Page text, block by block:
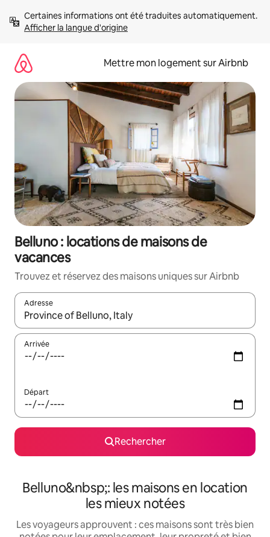
directement
Afficher la langue d'origine
Mettre mon logement sur Airbnb
Belluno : locations de maisons de
vacances
Trouvez et réservez des maisons uniques sur Airbnb
Adresse
Lorsque les résultats s'affichent, utilisez les flèches vers le
Arrivée
Départ
Rechercher
Belluno&nbsp;: les maisons en location
les mieux notées
Les voyageurs approuvent : ces maisons sont très bien